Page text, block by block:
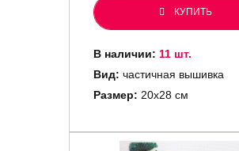
КУПИТЬ
В наличии: 11 шт.
Вид: частичная вышивка
Размер: 20х28 см